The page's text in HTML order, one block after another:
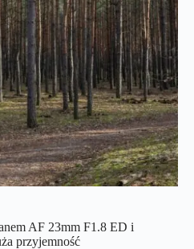
AF 23mm F1.8 ED i
przyjemność